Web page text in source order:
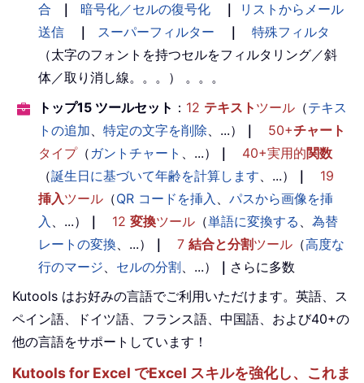
合
｜ 暗号化／セルの復号化 ｜
リストからメール
送信
｜ スーパーフィルター ｜
特殊フィルタ
（太字のフォントを持つセルをフィルタリング／斜
体／取り消し線。。。） 。。。
トップ15 ツールセット ： 12 テキスト ツール （テキス
トの追加、 特定の文字を削除、...） ｜ 50+チャート
タイプ（ ガントチャート 、...） ｜ 40+実用的関数
（誕生日に基づいて年齢を計算します、...） ｜
19
挿入ツール （QR コードを挿入 、 パスから画像を挿
入 、...） ｜ 12 変換ツール （単語に変換する 、 為替
レートの変換、...） ｜ 7 結合と分割ツール （高度な
行のマージ、 セルの分割、...） ｜ さらに多数
Kutools はお好みの言語でご利用いただけます。英語、ス
ペイン語、ドイツ語、フランス語、中国語、および40+の
他の言語をサポートしています！
Kutools for Excel でExcel スキルを強化し、これま